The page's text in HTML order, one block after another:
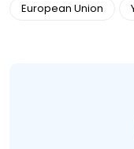
European Union